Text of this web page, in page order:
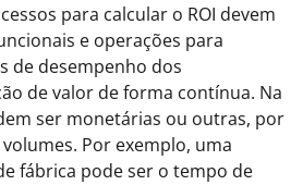
para calcular o ROI devem
e operações para
de desempenho dos
de valor de forma contínua. Na
ser monetárias ou outras, por
Por exemplo, uma
fábrica pode ser o tempo de